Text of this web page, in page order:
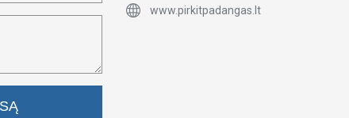
www.pirkitpadangas.lt